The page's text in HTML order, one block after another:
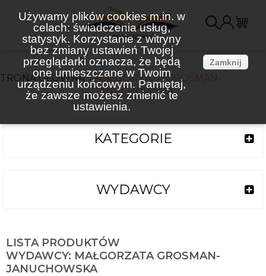
Używamy plików cookies m.in. w
celach: świadczenia usług,
statystyk. Korzystanie z witryny
bez zmiany ustawień Twojej
przeglądarki oznacza, że będą
one umieszczane w Twoim
urządzeniu końcowym. Pamiętaj,
że zawsze możesz zmienić te
ustawienia.
Zamknij
GŁÓWNA
MAŁGORZATA GROSMAN-
JANUCHOWSKA
KATEGORIE
WYDAWCY
LISTA PRODUKTÓW
WYDAWCY: MAŁGORZATA GROSMAN-
JANUCHOWSKA